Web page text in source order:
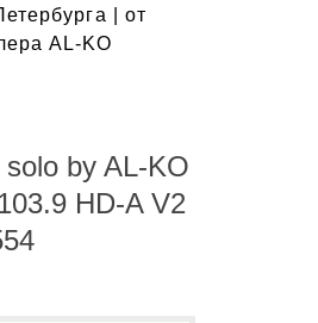
| от
AL-KO
by AL-KO
HD-A V2